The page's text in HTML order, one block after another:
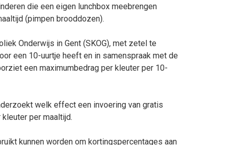
die een eigen lunchbox meebrengen
(pimpen brooddozen).
Onderwijs in Gent (SKOG), met zetel te
een 10-uurtje heeft en in samenspraak met de
een maximumbedrag per kleuter per 10-
welk effect een invoering van gratis
per maaltijd.
kunnen worden om kortingspercentages aan